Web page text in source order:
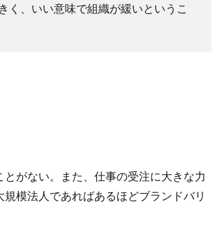
く、いい意味で組織が緩いというこ
がない。また、仕事の受注に大きな力
模法人であればあるほどブランドバリ